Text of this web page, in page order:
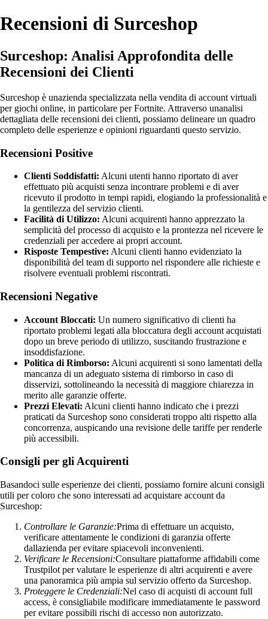
Recensioni di Surceshop
Surceshop: Analisi Approfondita delle
Recensioni dei Clienti
Surceshop è unazienda specializzata nella vendita di account virtuali
per giochi online, in particolare per Fortnite. Attraverso unanalisi
dettagliata delle recensioni dei clienti, possiamo delineare un quadro
completo delle esperienze e opinioni riguardanti questo servizio.
Recensioni Positive
Clienti Soddisfatti: Alcuni utenti hanno riportato di aver
effettuato più acquisti senza incontrare problemi e di aver
ricevuto il prodotto in tempi rapidi, elogiando la professionalità e
la gentilezza del servizio clienti.
Facilità di Utilizzo: Alcuni acquirenti hanno apprezzato la
semplicità del processo di acquisto e la prontezza nel ricevere le
credenziali per accedere ai propri account.
Risposte Tempestive: Alcuni clienti hanno evidenziato la
disponibilità del team di supporto nel rispondere alle richieste e
risolvere eventuali problemi riscontrati.
Recensioni Negative
Account Bloccati: Un numero significativo di clienti ha
riportato problemi legati alla bloccatura degli account acquistati
dopo un breve periodo di utilizzo, suscitando frustrazione e
insoddisfazione.
Politica di Rimborso: Alcuni acquirenti si sono lamentati della
mancanza di un adeguato sistema di rimborso in caso di
disservizi, sottolineando la necessità di maggiore chiarezza in
merito alle garanzie offerte.
Prezzi Elevati: Alcuni clienti hanno indicato che i prezzi
praticati da Surceshop sono considerati troppo alti rispetto alla
concorrenza, auspicando una revisione delle tariffe per renderle
più accessibili.
Consigli per gli Acquirenti
Basandoci sulle esperienze dei clienti, possiamo fornire alcuni consigli
utili per coloro che sono interessati ad acquistare account da
Surceshop:
Controllare le Garanzie:Prima di effettuare un acquisto,
verificare attentamente le condizioni di garanzia offerte
dallazienda per evitare spiacevoli inconvenienti.
Verificare le Recensioni:Consultare piattaforme affidabili come
Trustpilot per valutare le esperienze di altri acquirenti e avere
una panoramica più ampia sul servizio offerto da Surceshop.
Proteggere le Credenziali:Nel caso di acquisti di account full
access, è consigliabile modificare immediatamente le password
per evitare possibili rischi di accesso non autorizzato.